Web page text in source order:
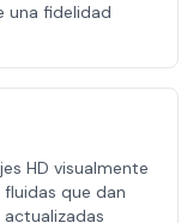
una fidelidad
HD visualmente
que dan
actualizadas